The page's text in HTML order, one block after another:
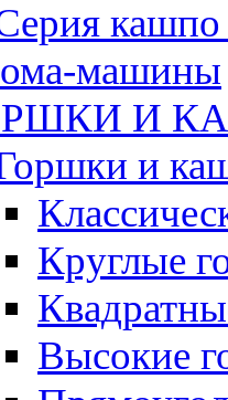
машины
И
и
Круглые
Высокие